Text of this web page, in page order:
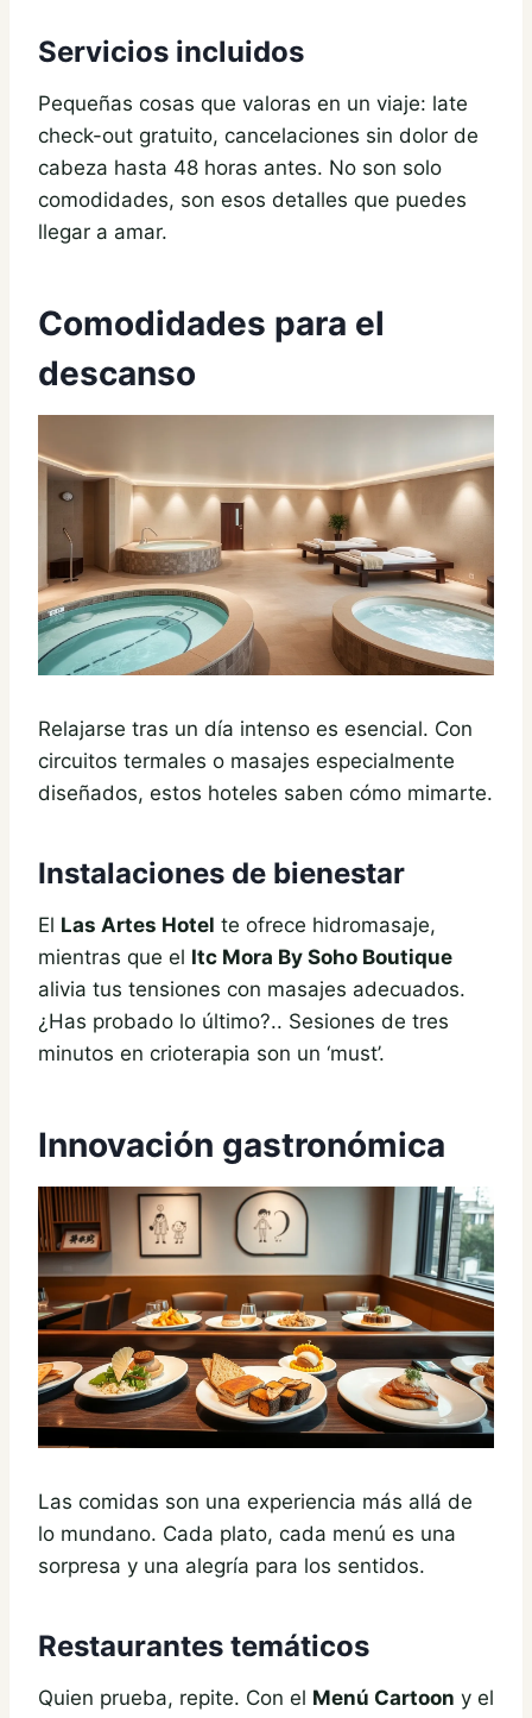
Servicios incluidos
Pequeñas cosas que valoras en un viaje: late
check-out gratuito, cancelaciones sin dolor de
cabeza hasta 48 horas antes. No son solo
comodidades, son esos detalles que puedes
llegar a amar.
Comodidades para el
descanso
Relajarse tras un día intenso es esencial. Con
circuitos termales o masajes especialmente
diseñados, estos hoteles saben cómo mimarte.
Instalaciones de bienestar
El Las Artes Hotel te ofrece hidromasaje,
mientras que el Itc Mora By Soho Boutique
alivia tus tensiones con masajes adecuados.
¿Has probado lo último?.. Sesiones de tres
minutos en crioterapia son un ‘must’.
Innovación gastronómica
Las comidas son una experiencia más allá de
lo mundano. Cada plato, cada menú es una
sorpresa y una alegría para los sentidos.
Restaurantes temáticos
Quien prueba, repite. Con el Menú Cartoon y el